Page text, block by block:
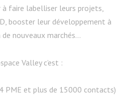
faire labelliser leurs projets,
booster leur développement à
nouveaux marchés…
Valley c’est :
PME et plus de 15000 contacts)